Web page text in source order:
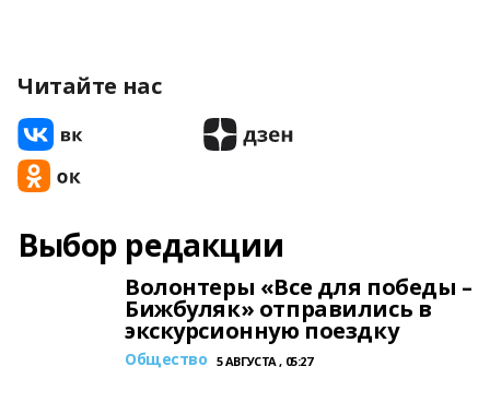
Читайте нас
Выбор редакции
Волонтеры «Все для победы –
Бижбуляк» отправились в
экскурсионную поездку
Общество 5 АВГУСТА , 05:27